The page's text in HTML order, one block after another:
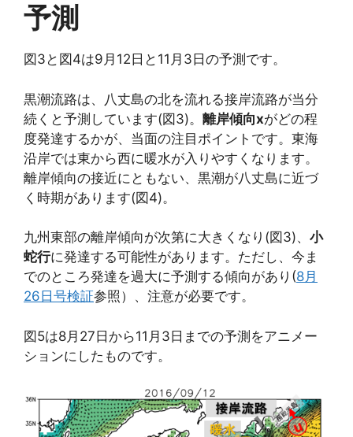
予測
図3と図4は9月12日と11月3日の予測です。
黒潮流路は、八丈島の北を流れる接岸流路が当分
続くと予測しています(図3)。 離岸傾向xがどの程
度発達するかが、当面の注目ポイントです。東海
沿岸では東から西に暖水が入りやすくなります。
離岸傾向の接近にともない、黒潮が八丈島に近づ
く時期があります(図4)。
九州東部の離岸傾向が次第に大きくなり(図3)、 小
蛇行に発達する可能性があります。ただし、今ま
でのところ発達を過大に予測する傾向があり(8月
26日号検証参照）、注意が必要です。
図5は8月27日から11月3日までの予測をアニメー
ションにしたものです。